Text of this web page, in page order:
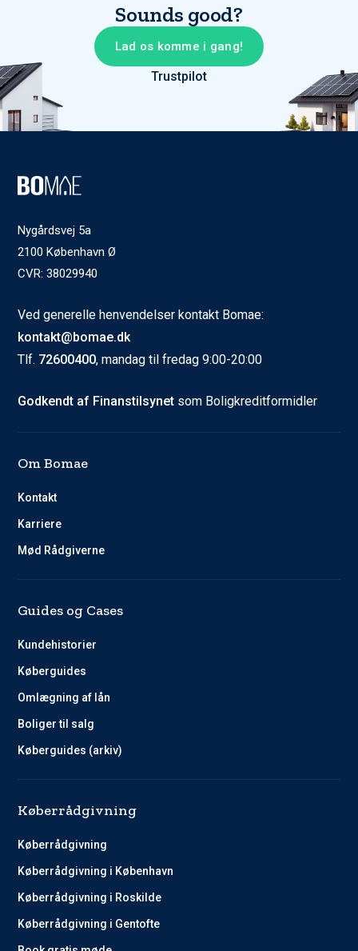
Sounds good?
Lad os komme i gang!
Trustpilot
Nygårdsvej 5a
2100 København Ø
CVR: 38029940
Ved generelle henvendelser kontakt Bomae:
kontakt@bomae.dk
Tlf. 72600400, mandag til fredag 9:00-20:00
Godkendt af Finanstilsynet som Boligkreditformidler
Om Bomae
Kontakt
Karriere
Mød Rådgiverne
Guides og Cases
Kundehistorier
Køberguides
Omlægning af lån
Boliger til salg
Køberguides (arkiv)
Køberrådgivning
Køberrådgivning
Køberrådgivning i København
Køberrådgivning i Roskilde
Køberrådgivning i Gentofte